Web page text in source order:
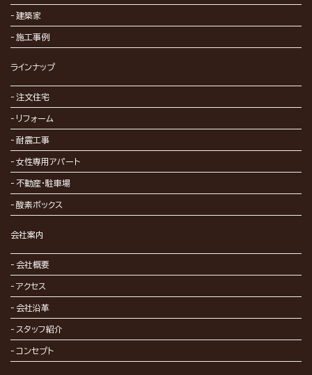
建築家
施工事例
ラインナップ
注文住宅
リフォーム
耐震工事
女性専用アパート
不動産・駐車場
酸素ボックス
会社案内
会社概要
アクセス
会社沿革
スタッフ紹介
コンセプト